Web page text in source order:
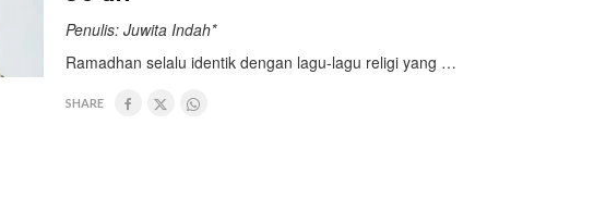
Penulis: Juwita Indah*
Ramadhan selalu identik dengan lagu-lagu religi yang …
SHARE